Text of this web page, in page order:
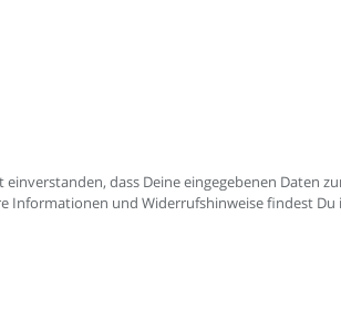
dass Deine eingegebenen Daten
Informationen und Widerrufshinweise findest Du